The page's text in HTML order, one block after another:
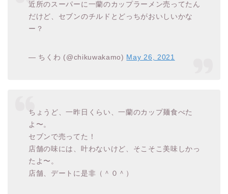
近所のスーパーに一蘭のカップラーメン売ってたん
だけど、セブンのチルドとどっちがおいしいかな
ー？
— ちくわ (@chikuwakamo) May 26, 2021
ちょうど、一昨日くらい、一蘭のカップ麺食べた
よ〜。
セブンで売ってた！
店舗の味には、叶わないけど、そこそこ美味しかっ
たよ〜。
店舗、デートに是非（＾０＾）